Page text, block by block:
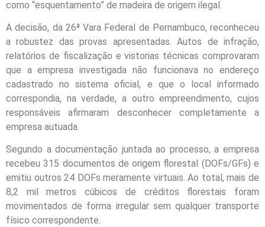
como “esquentamento” de madeira de origem ilegal.
A decisão, da 26ª Vara Federal de Pernambuco, reconheceu
a robustez das provas apresentadas. Autos de infração,
relatórios de fiscalização e vistorias técnicas comprovaram
que a empresa investigada não funcionava no endereço
cadastrado no sistema oficial, e que o local informado
correspondia, na verdade, a outro empreendimento, cujos
responsáveis afirmaram desconhecer completamente a
empresa autuada.
Segundo a documentação juntada ao processo, a empresa
recebeu 315 documentos de origem florestal (DOFs/GFs) e
emitiu outros 24 DOFs meramente virtuais. Ao total, mais de
8,2 mil metros cúbicos de créditos florestais foram
movimentados de forma irregular sem qualquer transporte
físico correspondente.